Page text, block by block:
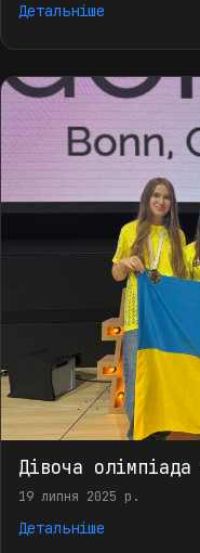
Детальніше
Дівоча олімпіада
19 липня 2025 р.
Детальніше